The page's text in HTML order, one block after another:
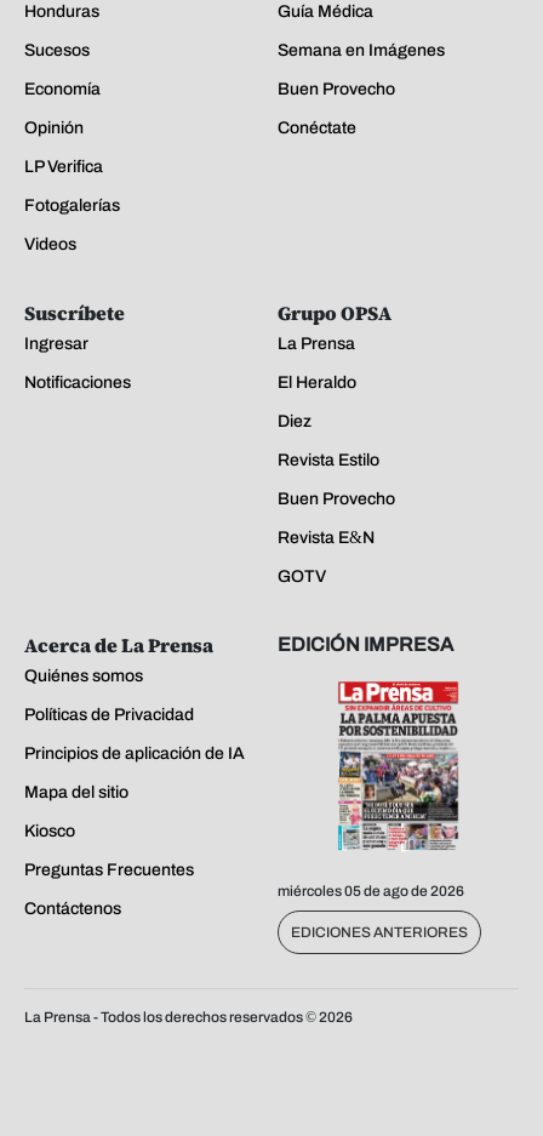
Honduras
Sucesos
Economía
Opinión
LP Verifica
Fotogalerías
Videos
Guía Médica
Semana en Imágenes
Buen Provecho
Conéctate
Suscríbete
Ingresar
Notificaciones
Grupo OPSA
La Prensa
El Heraldo
Diez
Revista Estilo
Buen Provecho
Revista E&N
GOTV
Acerca de La Prensa
Quiénes somos
Políticas de Privacidad
Principios de aplicación de IA
Mapa del sitio
Kiosco
Preguntas Frecuentes
Contáctenos
EDICIÓN IMPRESA
miércoles 05 de ago de 2026
EDICIONES ANTERIORES
La Prensa - Todos los derechos reservados ©2026